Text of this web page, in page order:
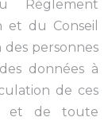
Règlement
et du Conseil
personnes
données à
de ces
et de toute